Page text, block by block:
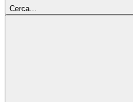
Cerca...